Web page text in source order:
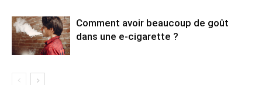
Comment avoir beaucoup de goût
dans une e-cigarette ?